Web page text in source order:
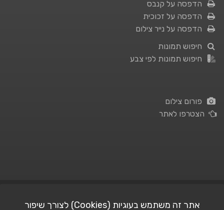
הדפסה על קנבס
הדפסה על זכוכית
הדפסה על נייר צילום
חיפוש תמונות
חיפוש תמונות לפי צבע
פורום צילום
הצטרפו לאתר
אתר זה משתמש בעוגיות (Cookies) לצורך שיפור